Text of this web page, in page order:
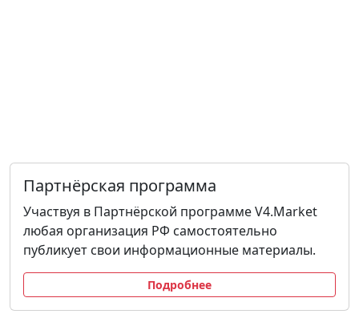
Партнёрская программа
Участвуя в Партнёрской программе V4.Market
любая организация РФ самостоятельно
публикует свои информационные материалы.
Подробнее